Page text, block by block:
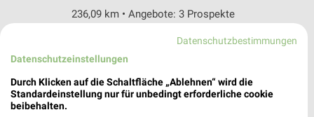
236,09 km • Angebote: 3 Prospekte
Polster Aktuell Lübeck
23569 Lübeck
Datenschutzbestimmungen
Datenschutzeinstellungen
Durch Klicken auf die Schaltfläche „Ablehnen“ wird die
Standardeinstellung nur für unbedingt erforderliche cookie
beibehalten.